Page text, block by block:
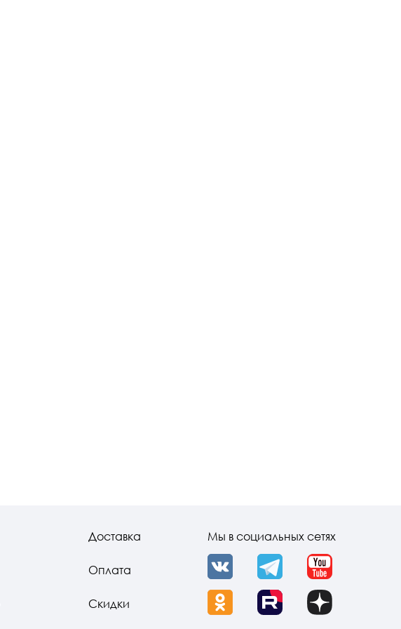
Доставка
Оплата
Скидки
Мы в социальных сетях
VK Telegram YouTube
OK Rutube Dzen